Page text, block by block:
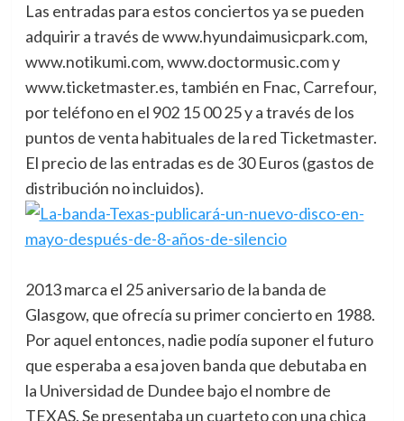
Las entradas para estos conciertos ya se pueden
adquirir a través de www.hyundaimusicpark.com,
www.notikumi.com, www.doctormusic.com y
www.ticketmaster.es, también en Fnac, Carrefour,
por teléfono en el 902 15 00 25 y a través de los
puntos de venta habituales de la red Ticketmaster.
El precio de las entradas es de 30 Euros (gastos de
distribución no incluidos).
2013 marca el 25 aniversario de la banda de
Glasgow, que ofrecía su primer concierto en 1988.
Por aquel entonces, nadie podía suponer el futuro
que esperaba a esa joven banda que debutaba en
la Universidad de Dundee bajo el nombre de
TEXAS. Se presentaba un cuarteto con una chica